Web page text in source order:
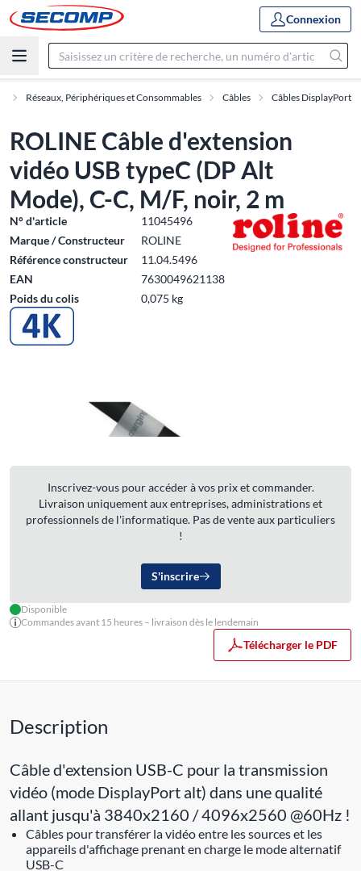
Connexion
Réseaux, Périphériques et Consommables Câbles Câbles DisplayPort
ROLINE Câble d'extension
vidéo USB typeC (DP Alt
Mode), C-C, M/F, noir, 2 m
N° d'article
11045496
Marque / Constructeur
ROLINE
Référence constructeur
11.04.5496
EAN
7630049621138
Poids du colis
0,075 kg
Inscrivez-vous pour accéder à vos prix et commander.
Livraison uniquement aux entreprises, administrations et
professionnels de l'informatique. Pas de vente aux particuliers
!
S'inscrire
Disponible
Commandes avant 15 heures – livraison dès le lendemain
Télécharger le PDF
Description
Câble d'extension USB-C pour la transmission
vidéo (mode DisplayPort alt) dans une qualité
allant jusqu'à 3840x2160 / 4096x2560 @60Hz !
Câbles pour transférer la vidéo entre les sources et les
appareils d'affichage prenant en charge le mode alternatif
USB-C